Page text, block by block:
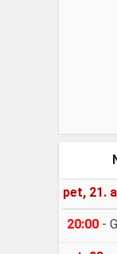
pet, 21.
20:00 -